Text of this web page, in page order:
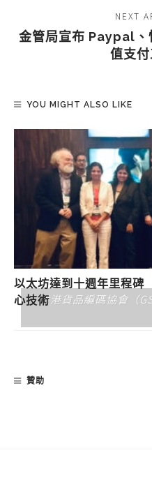
香港貨品編碼協會（
NEXT
金管局宣布 Paypal、
值支
YOU MIGHT ALSO LIKE
以太坊達到十週年里程
心技術
贊助